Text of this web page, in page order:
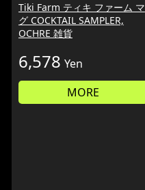
Tiki Farm ティキ ファーム マ
グ COCKTAIL SAMPLER,
OCHRE 雑貨
6,578 Yen
MORE